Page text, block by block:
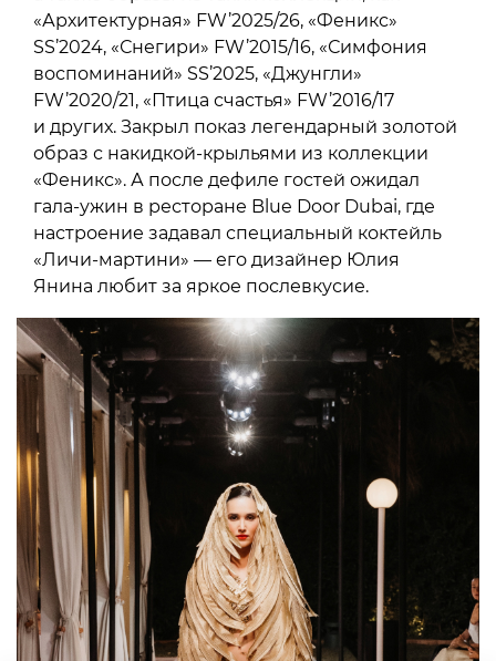
«Архитектурная» FW’2025/26, «Феникс»
SS’2024, «Снегири» FW’2015/16, «Симфония
воспоминаний» SS’2025, «Джунгли»
FW’2020/21, «Птица счастья» FW’2016/17
и других. Закрыл показ легендарный золотой
образ с накидкой-крыльями из коллекции
«Феникс». А после дефиле гостей ожидал
гала-ужин в ресторане Blue Door Dubai, где
настроение задавал специальный коктейль
«Личи-мартини» — его дизайнер Юлия
Янина любит за яркое послевкусие.